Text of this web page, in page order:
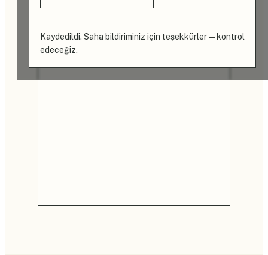
Kaydedildi. Saha bildiriminiz için teşekkürler — kontrol
edeceğiz.